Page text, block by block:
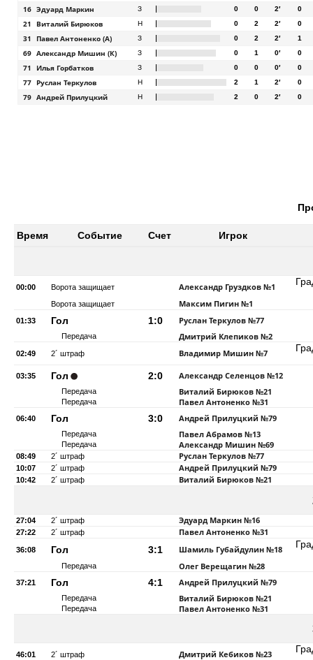
16 Эдуард Маркин З 0 0 2′ 0
21 Виталий Бирюков Н 0 2 2′ 0
31 Павел Антоненко (А) З 0 2 2′ 1
69 Александр Мишин (К) З 0 1 0′ 0
71 Илья Горбатков З 0 0 0′ 0
77 Руслан Теркулов Н 2 1 2′ 0
79 Андрей Прилуцкий Н 2 0 2′ 0
Время Событие Счет Игрок
00:00 Ворота защищает Александр Груздков №1
Ворота защищает Максим Пигин №1
01:33 Гол 1:0 Руслан Теркулов №77
Передача Дмитрий Клепиков №2
02:49 2´ штраф Владимир Мишин №7
03:35 Гол 2:0 Александр Селенцов №12
Передача Виталий Бирюков №21
Передача Павел Антоненко №31
06:40 Гол 3:0 Андрей Прилуцкий №79
Передача Павел Абрамов №13
Передача Александр Мишин №69
08:49 2´ штраф Руслан Теркулов №77
10:07 2´ штраф Андрей Прилуцкий №79
10:42 2´ штраф Виталий Бирюков №21
27:04 2´ штраф Эдуард Маркин №16
27:22 2´ штраф Павел Антоненко №31
36:08 Гол 3:1 Шамиль Губайдулин №18
Передача Олег Верещагин №28
37:21 Гол 4:1 Андрей Прилуцкий №79
Передача Виталий Бирюков №21
Передача Павел Антоненко №31
46:01 2´ штраф Дмитрий Кебиков №23